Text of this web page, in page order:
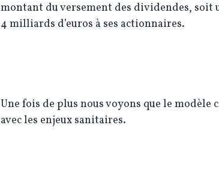
montant du versement des dividendes, soit
4 milliards d’euros à ses actionnaires.
Une fois de plus nous voyons que le
avec les enjeux sanitaires.